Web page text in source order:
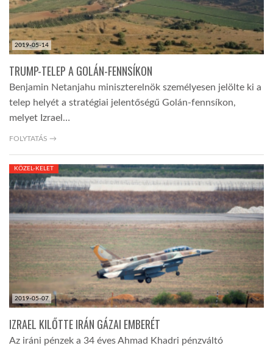
2019-05-14
TRUMP-TELEP A GOLÁN-FENNSÍKON
Benjamin Netanjahu miniszterelnök személyesen jelölte ki a
telep helyét a stratégiai jelentőségű Golán-fennsíkon,
melyet Izrael…
FOLYTATÁS →
2019-05-07
KÖZEL-KELET
IZRAEL KILŐTTE IRÁN GÁZAI EMBERÉT
Az iráni pénzek a 34 éves Ahmad Khadri pénzváltó